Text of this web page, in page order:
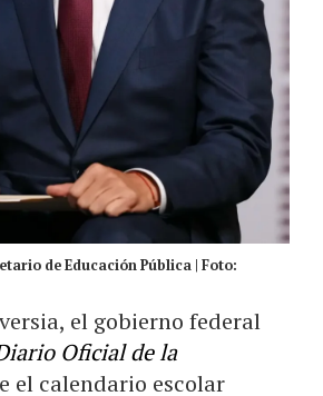
de Educación Pública | Foto:
el gobierno federal
Oficial de la
el calendario escolar